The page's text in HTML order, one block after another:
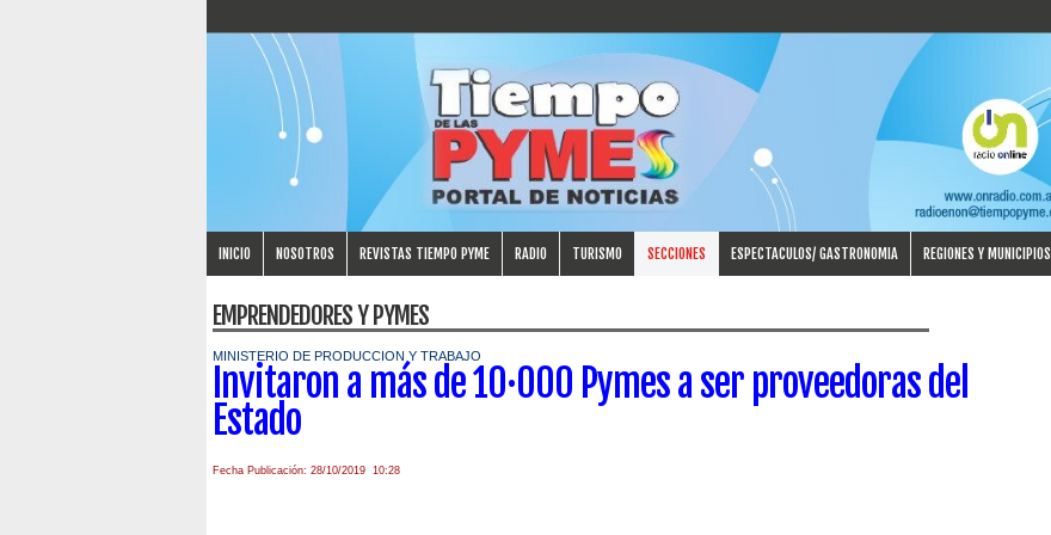
INICIO NOSOTROS REVISTAS TIEMPO PYME RADIO TURISMO SECCIONES ESPECTACULOS/ GASTRONOMIA REGIONES Y MUNICIPIOS
EMPRENDEDORES Y PYMES
MINISTERIO DE PRODUCCION Y TRABAJO
Invitaron a más de 10·000 Pymes a ser proveedoras del
Estado
Fecha Publicación: 28/10/2019 10:28